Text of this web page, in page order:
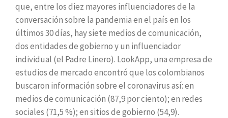
que, entre los diez mayores influenciadores de la
conversación sobre la pandemia en el país en los
últimos 30 días, hay siete medios de comunicación,
dos entidades de gobierno y un influenciador
individual (el Padre Linero). LookApp, una empresa de
estudios de mercado encontró que los colombianos
buscaron información sobre el coronavirus así: en
medios de comunicación (87,9 por ciento); en redes
sociales (71,5 %); en sitios de gobierno (54,9).